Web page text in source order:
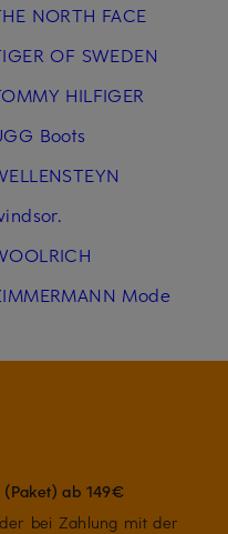
NORTH FACE
OF SWEDEN
HILFIGER
Boots
Mode
ab 149€
bei Zahlung mit der